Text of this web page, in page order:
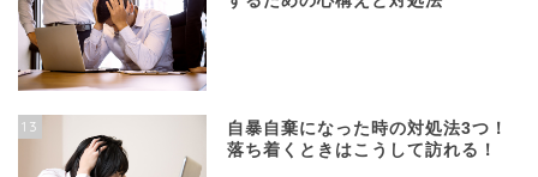
13
自暴自棄になった時の対処法3つ！
落ち着くときはこうして訪れる！